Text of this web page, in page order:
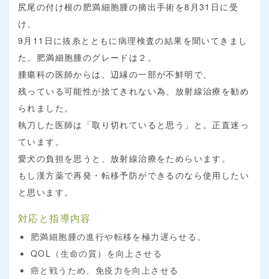
尻尾の付け根の肥満細胞腫の摘出手術を8月31日に受
け、
9月11日に抜糸とともに病理検査の結果を聞いてきまし
た。肥満細胞腫のグレードは２。
腫瘍科の医師からは、辺縁の一部が不鮮明で、
残っている可能性が捨てきれない為、放射線治療を勧め
られました。
執刀した医師は「取り切れていると思う」と。正直迷っ
ています。
愛犬の負担を思うと、放射線治療をためらいます。
もし漢方薬で再発・転移予防ができるのなら使用したい
と思います。
対応と指導内容
肥満細胞腫の進行や転移を極力遅らせる。
QOL（生命の質）を向上させる
癌と戦うため、免疫力を向上させる